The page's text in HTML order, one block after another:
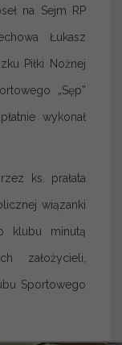
na Sejm RP
Łukasz
Piłki Nożnej
„Sęp”
wykonał
ks. prałata
wiązanki
klubu minutą
założycieli,
Sportowego